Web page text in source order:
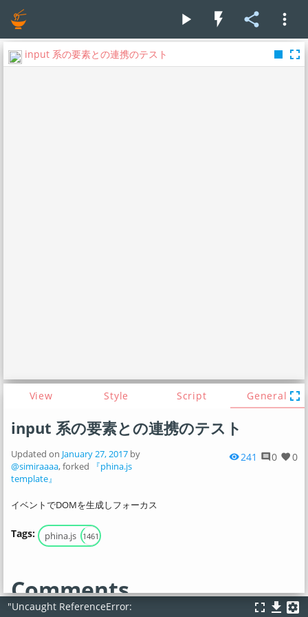
play_arrow flash_on share more_vert
input 系の要素との連携のテスト stop fullscreen
View Style Script General
input 系の要素との連携のテスト
Updated on January 27, 2017by
@simiraaaa, forked
『phina.js
template』
visibility 241 comment0 favorite 0
イベントでDOMを生成しフォーカス
Tags: phina.js 1461
Comments
fullscreen
"Uncaught ReferenceError: fullscreen file_download settings_applications